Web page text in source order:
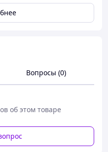
организовать
использоваться с
для хранения
удобнее, чем,
материал легче
более
бочки будут
чем металлические.
Вопросы (0)
об этом товаре